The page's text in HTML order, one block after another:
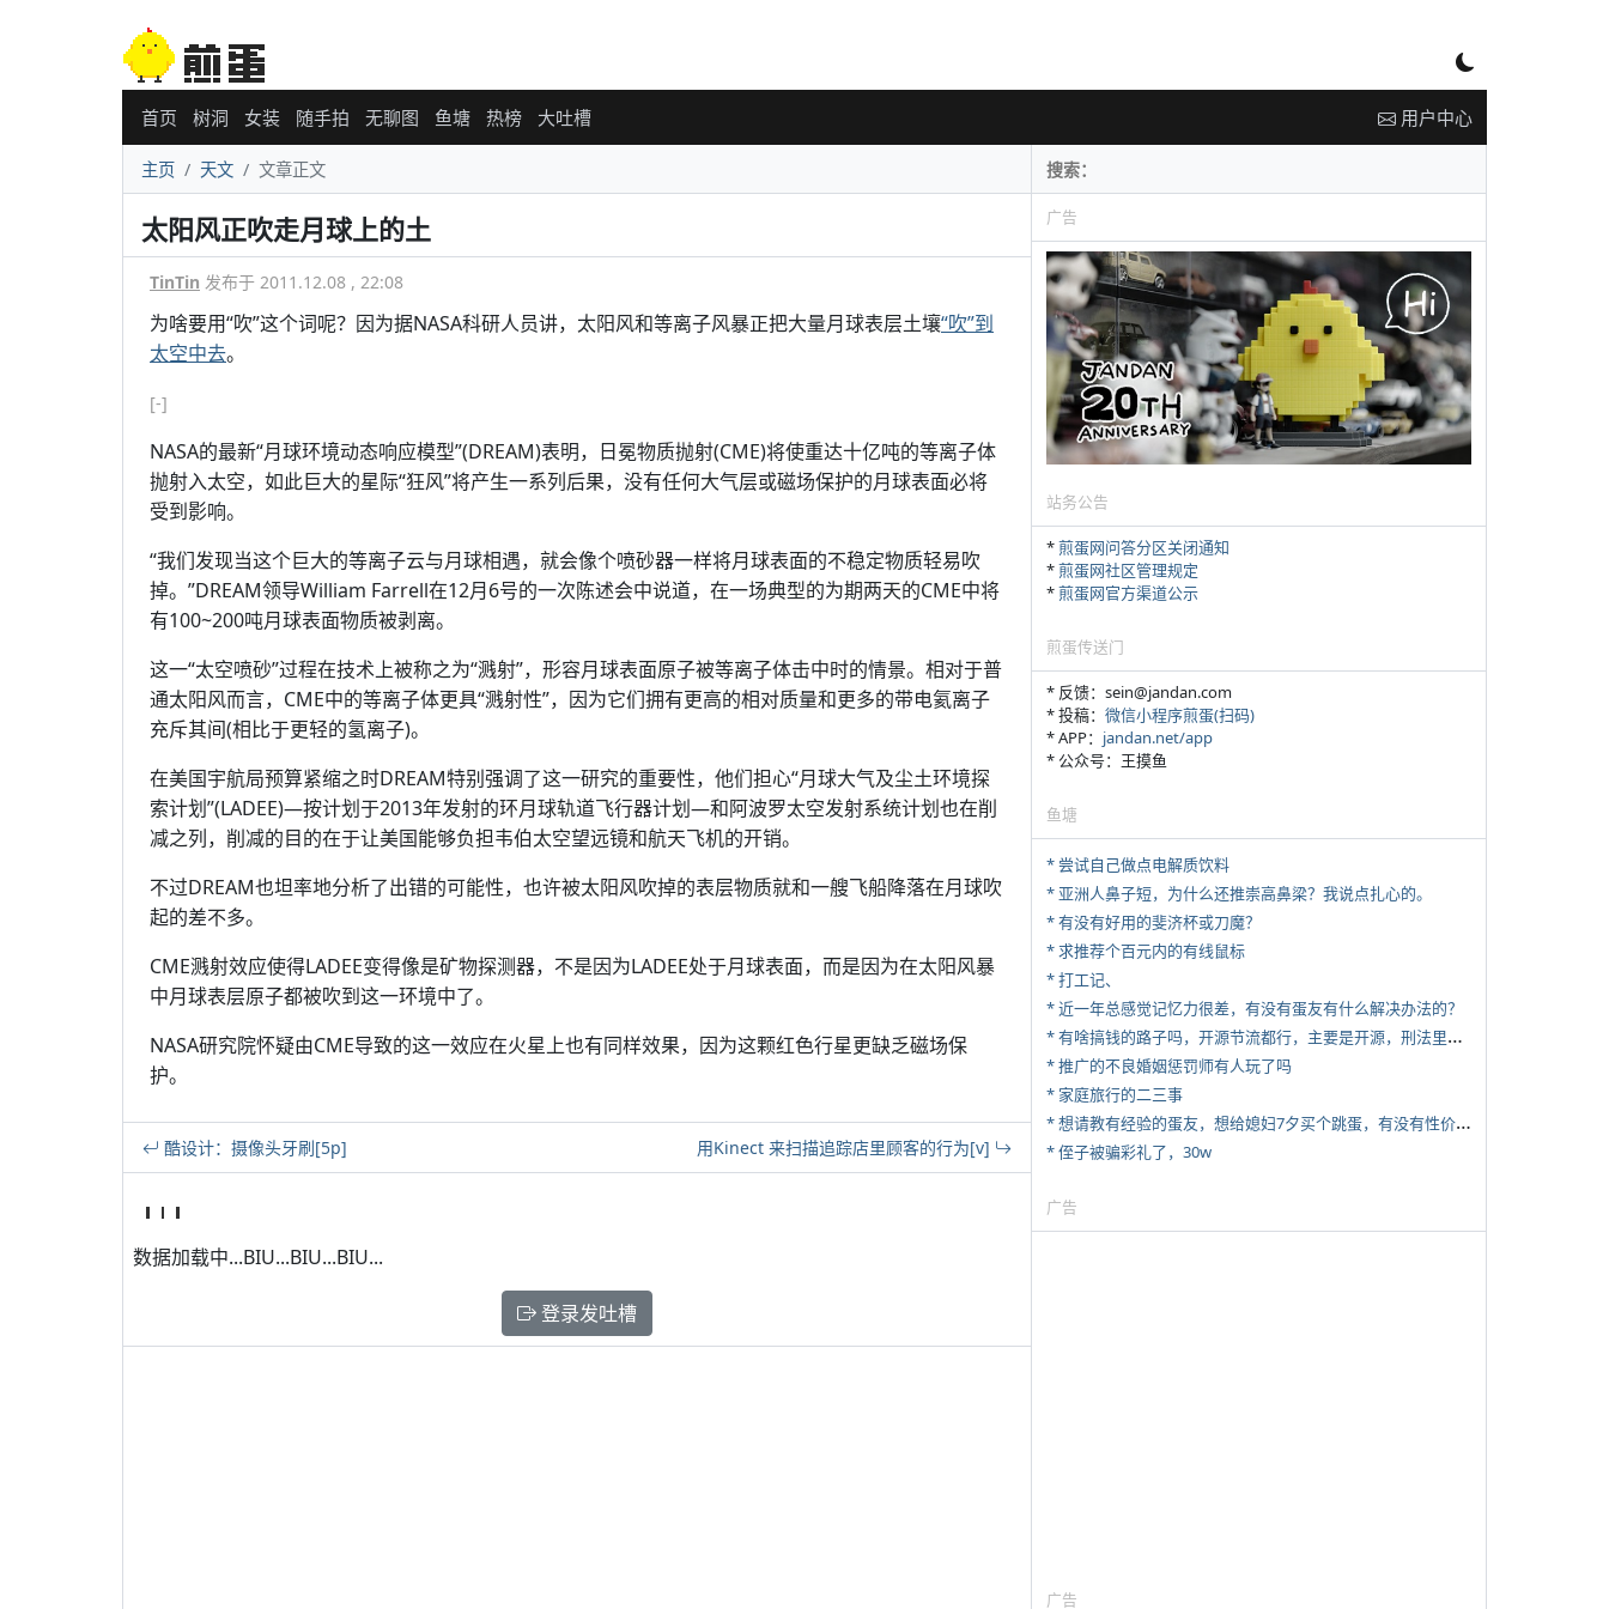
首页 树洞 女装 随手拍 无聊图 鱼塘 热榜 大吐槽 用户中心
主页 天文 文章正文
太阳风正吹走月球上的土
TinTin 发布于 2011.12.08 , 22:08
为啥要用“吹”这个词呢？因为据NASA科研人员讲，太阳风和等离子风暴正把大量月球表层土壤“吹”到
太空中去。
[-]
NASA的最新“月球环境动态响应模型”(DREAM)表明，日冕物质抛射(CME)将使重达十亿吨的等离子体
抛射入太空，如此巨大的星际“狂风”将产生一系列后果，没有任何大气层或磁场保护的月球表面必将
受到影响。
“我们发现当这个巨大的等离子云与月球相遇，就会像个喷砂器一样将月球表面的不稳定物质轻易吹
掉。”DREAM领导William Farrell在12月6号的一次陈述会中说道，在一场典型的为期两天的CME中将
有100~200吨月球表面物质被剥离。
这一“太空喷砂”过程在技术上被称之为“溅射”，形容月球表面原子被等离子体击中时的情景。相对于普
通太阳风而言，CME中的等离子体更具“溅射性”，因为它们拥有更高的相对质量和更多的带电氦离子
充斥其间(相比于更轻的氢离子)。
在美国宇航局预算紧缩之时DREAM特别强调了这一研究的重要性，他们担心“月球大气及尘土环境探
索计划”(LADEE)—按计划于2013年发射的环月球轨道飞行器计划—和阿波罗太空发射系统计划也在削
减之列，削减的目的在于让美国能够负担韦伯太空望远镜和航天飞机的开销。
不过DREAM也坦率地分析了出错的可能性，也许被太阳风吹掉的表层物质就和一艘飞船降落在月球吹
起的差不多。
CME溅射效应使得LADEE变得像是矿物探测器，不是因为LADEE处于月球表面，而是因为在太阳风暴
中月球表层原子都被吹到这一环境中了。
NASA研究院怀疑由CME导致的这一效应在火星上也有同样效果，因为这颗红色行星更缺乏磁场保
护。
酷设计：摄像头牙刷[5p] 用Kinect 来扫描追踪店里顾客的行为[v]
数据加载中...BIU...BIU...BIU...
登录发吐槽
广告
站务公告
*煎蛋网问答分区关闭通知
*煎蛋网社区管理规定
*煎蛋网官方渠道公示
煎蛋传送门
* 反馈：sein@jandan.com
* 投稿： 微信小程序煎蛋(扫码)
* APP： jandan.net/app
* 公众号：王摸鱼
鱼塘
* 尝试自己做点电解质饮料
* 亚洲人鼻子短，为什么还推崇高鼻梁？我说点扎心的。
* 有没有好用的斐济杯或刀魔？
* 求推荐个百元内的有线鼠标
* 打工记、
* 近一年总感觉记忆力很差，有没有蛋友有什么解决办法的？
*
有啥搞钱的路子吗，开源节流都行，主要是开源，刑法里的咱不做
* 推广的不良婚姻惩罚师有人玩了吗
* 家庭旅行的二三事
*
想请教有经验的蛋友，想给媳妇7夕买个跳蛋，有没有性价比高的推荐
* 侄子被骗彩礼了，30w
广告
广告